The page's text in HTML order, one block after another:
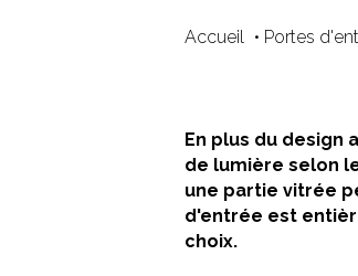
Accueil • Portes
En plus du
de lumière selon
une partie vitrée
d'entrée est
choix.